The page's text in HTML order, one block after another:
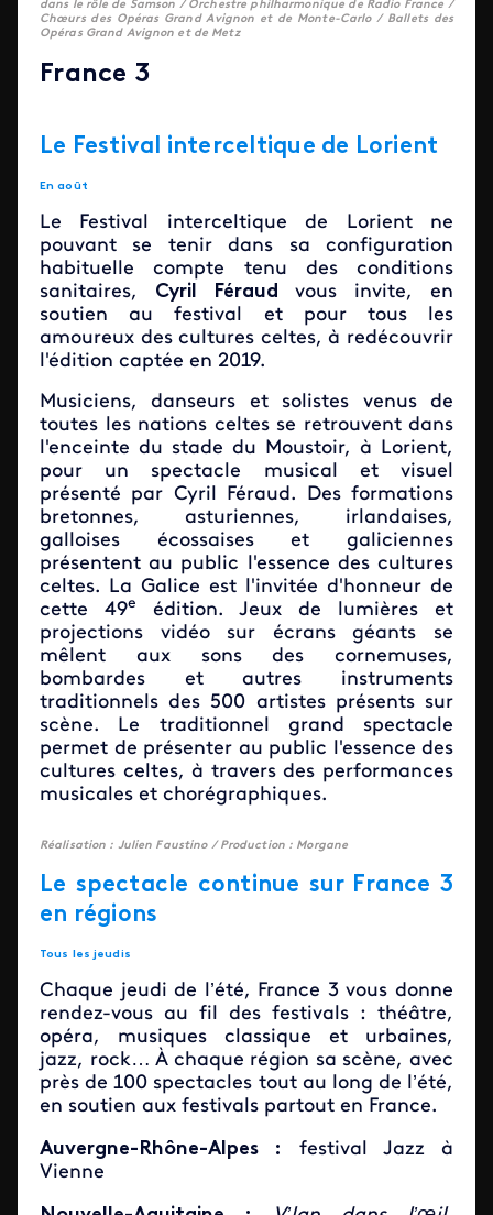
dans le rôle de Samson / Orchestre philharmonique de Radio France /
Chœurs des Opéras Grand Avignon et de Monte-Carlo / Ballets des
Opéras Grand Avignon et de Metz
France 3
Le Festival interceltique de Lorient
En août
Le Festival interceltique de Lorient ne
pouvant se tenir dans sa configuration
habituelle compte tenu des conditions
sanitaires, Cyril Féraud vous invite, en
soutien au festival et pour tous les
amoureux des cultures celtes, à redécouvrir
l'édition captée en 2019.
Musiciens, danseurs et solistes venus de
toutes les nations celtes se retrouvent dans
l'enceinte du stade du Moustoir, à Lorient,
pour un spectacle musical et visuel
présenté par Cyril Féraud. Des formations
bretonnes, asturiennes, irlandaises,
galloises écossaises et galiciennes
présentent au public l'essence des cultures
celtes. La Galice est l'invitée d'honneur de
cette 49e
édition. Jeux de lumières et
projections vidéo sur écrans géants se
mêlent aux sons des cornemuses,
bombardes et autres instruments
traditionnels des 500 artistes présents sur
scène. Le traditionnel grand spectacle
permet de présenter au public l'essence des
cultures celtes, à travers des performances
musicales et chorégraphiques.
Réalisation : Julien Faustino / Production : Morgane
Le spectacle continue sur France 3
en régions
Tous les jeudis
Chaque jeudi de l’été, France 3 vous donne
rendez-vous au fil des festivals : théâtre,
opéra, musiques classique et urbaines,
jazz, rock… À chaque région sa scène, avec
près de 100 spectacles tout au long de l’été,
en soutien aux festivals partout en France.
Auvergne-Rhône-Alpes :
festival Jazz à
Vienne